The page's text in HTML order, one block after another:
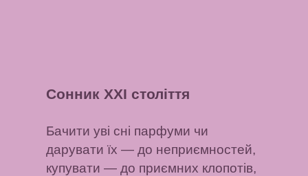
Сонник XXI століття
Бачити уві сні парфуми чи
дарувати їх — до неприємностей,
купувати — до приємних клопотів,